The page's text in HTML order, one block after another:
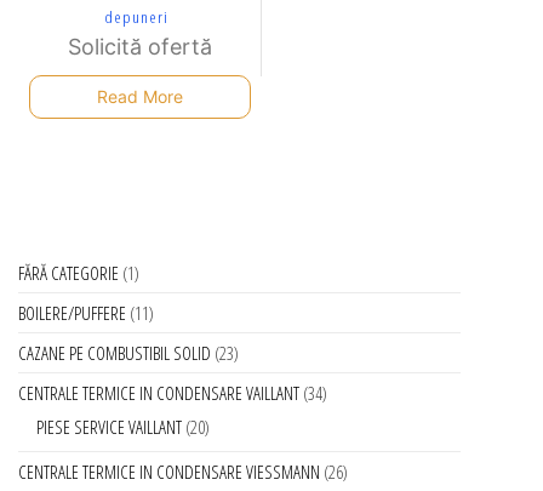
depuneri
Solicită ofertă
Read More
FĂRĂ CATEGORIE 1
BOILERE/PUFFERE 11
CAZANE PE COMBUSTIBIL SOLID 23
CENTRALE TERMICE IN CONDENSARE VAILLANT 34
PIESE SERVICE VAILLANT 20
CENTRALE TERMICE IN CONDENSARE VIESSMANN 26